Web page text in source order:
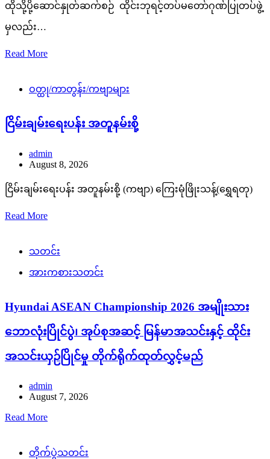
ထိုသို့ပို့ဆောင်နှုတ်ဆက်စဉ် ထိုင်းဘုရင့်တပ်မတော်ဂုဏ်ပြုတပ်ဖွဲ့
မှလည်း…
Read More
ဝတ္ထု/ကာတွန်း/ကဗျာများ
ငြိမ်းချမ်းရေးပန်း အတူနမ်းစို့
admin
August 8, 2026
ငြိမ်းချမ်းရေးပန်း အတူနမ်းစို့ (ကဗျာ) ကြေးမုံဖြိုးသန့်(ရွှေရတု)
Read More
သတင်း
အားကစားသတင်း
Hyundai ASEAN Championship 2026 အမျိုးသား
ဘောလုံးပြိုင်ပွဲ၊ အုပ်စုအဆင့် မြန်မာအသင်းနှင့် ထိုင်း
အသင်းယှဉ်ပြိုင်မှု တိုက်ရိုက်ထုတ်လွှင့်မည်
admin
August 7, 2026
Read More
တိုက်ပွဲသတင်း